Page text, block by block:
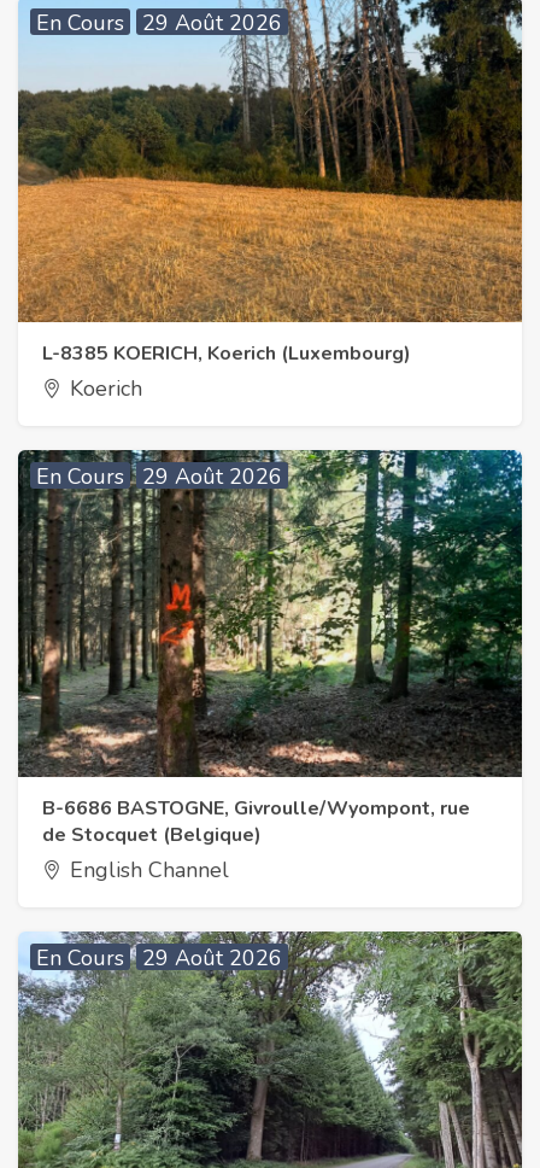
En Cours 29 Août 2026
L-8385 KOERICH, Koerich (Luxembourg)
Koerich
En Cours 29 Août 2026
B-6686 BASTOGNE, Givroulle/Wyompont, rue
de Stocquet (Belgique)
English Channel
En Cours 29 Août 2026